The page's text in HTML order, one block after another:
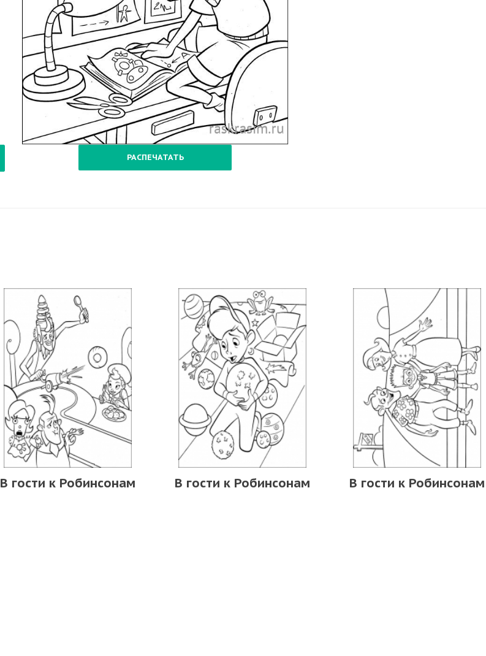
РАСПЕЧАТАТЬ
В гости к Робинсонам В гости к Робинсонам В гости к Робинсонам